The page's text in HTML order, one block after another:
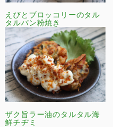
えびとブロッコリーのタル
タルパン粉焼き
ザク旨ラー油のタルタル海
鮮チヂミ